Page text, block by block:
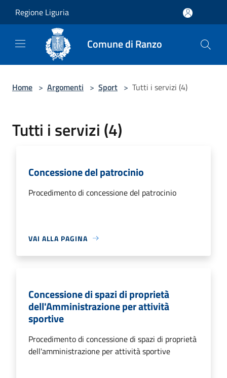
Regione Liguria
Comune di Ranzo
Home > Argomenti > Sport > Tutti i servizi (4)
Tutti i servizi (4)
Concessione del patrocinio
Procedimento di concessione del patrocinio
VAI ALLA PAGINA
Concessione di spazi di proprietà
dell'Amministrazione per attività
sportive
Procedimento di concessione di spazi di proprietà
dell'amministrazione per attività sportive